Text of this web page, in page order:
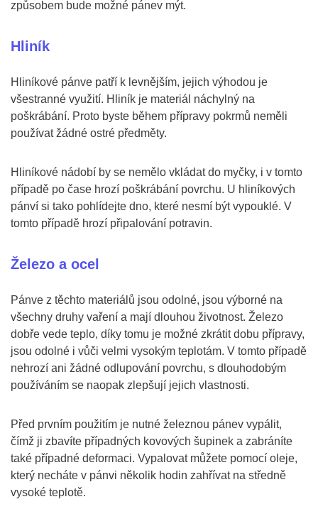
způsobem bude možné pánev mýt.
Hliník
Hliníkové pánve patří k levnějším, jejich výhodou je
všestranné využití. Hliník je materiál náchylný na
poškrábání. Proto byste během přípravy pokrmů neměli
používat žádné ostré předměty.
Hliníkové nádobí by se nemělo vkládat do myčky, i v tomto
případě po čase hrozí poškrábání povrchu. U hliníkových
pánví si tako pohlídejte dno, které nesmí být vypouklé. V
tomto případě hrozí připalování potravin.
Železo a ocel
Pánve z těchto materiálů jsou odolné, jsou výborné na
všechny druhy vaření a mají dlouhou životnost. Železo
dobře vede teplo, díky tomu je možné zkrátit dobu přípravy,
jsou odolné i vůči velmi vysokým teplotám. V tomto případě
nehrozí ani žádné odlupování povrchu, s dlouhodobým
používáním se naopak zlepšují jejich vlastnosti.
Před prvním použitím je nutné železnou pánev vypálit,
čímž ji zbavíte případných kovových šupinek a zabráníte
také případné deformaci. Vypalovat můžete pomocí oleje,
který necháte v pánvi několik hodin zahřívat na středně
vysoké teplotě.